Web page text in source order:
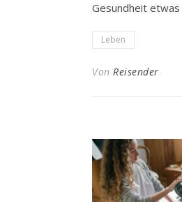
Gesundheit etwas
Leben
Von Reisender